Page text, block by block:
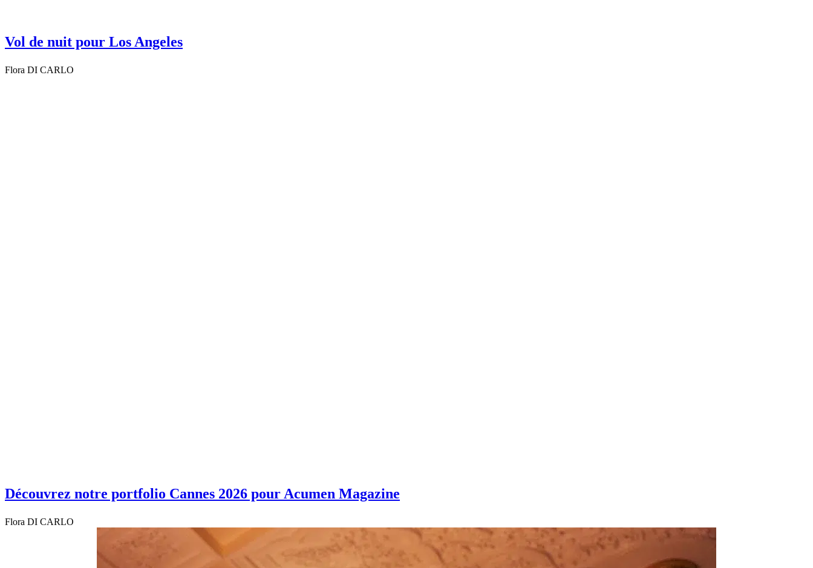
Vol de nuit pour Los Angeles
Flora DI CARLO
Découvrez notre portfolio Cannes 2026 pour Acumen Magazine
Flora DI CARLO